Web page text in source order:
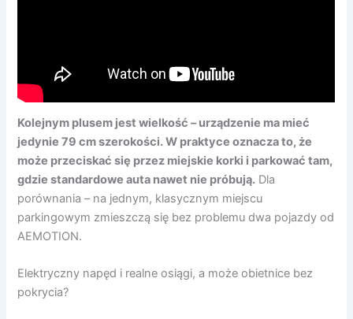
Kolejnym plusem jest wielkość – urządzenie ma mieć
jedynie 79 cm szerokości. W praktyce oznacza to, że
może przeciskać się przez miejskie korki i parkować tam,
gdzie standardowe auta nawet nie próbują. Dla
porównania – na jednym, klasycznym miejscu
parkingowym zmieszczą się bez problemu dwa pojazdy od
AEMOTION.
Elektryczny napęd i realne osiągi, a może obietnice bez
pokrycia?